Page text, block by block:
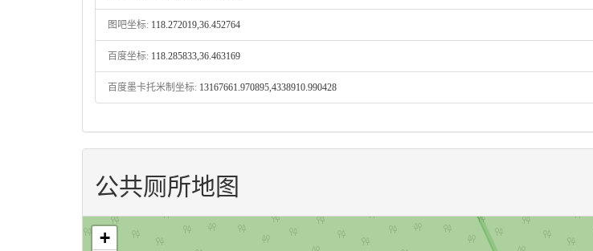
图吧坐标: 118.272019,36.452764
百度坐标: 118.285833,36.463169
百度墨卡托米制坐标: 13167661.970895,4338910.990428
公共厕所地图
+